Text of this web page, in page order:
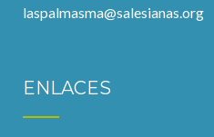
laspalmasma@salesianas.org
ENLACES